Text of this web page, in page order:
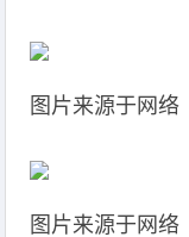
图片来源于网络
图片来源于网络